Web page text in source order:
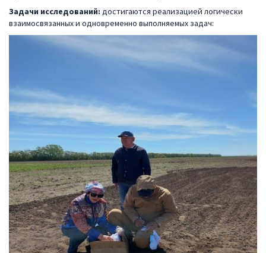
Задачи исследований: достигаются реализацией логически
взаимосвязанных и одновременно выполняемых задач: